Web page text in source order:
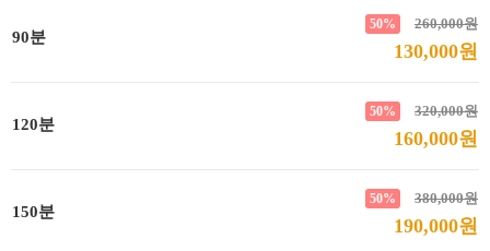
90분
260,000원
50%
130,000원
120분
320,000원
50%
160,000원
150분
380,000원
50%
190,000원